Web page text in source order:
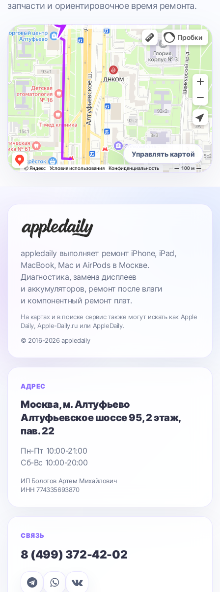
запчасти и ориентировочное время ремонта.
Управлять картой
appledaily выполняет ремонт iPhone, iPad,
MacBook, Mac и AirPods в Москве.
Диагностика, замена дисплеев
и аккумуляторов, ремонт после влаги
и компонентный ремонт плат.
На картах и в поиске сервис также могут искать как Apple
Daily, Apple-Daily.ru или AppleDaily.
© 2016-2026 appledaily
АДРЕС
Москва, м. Алтуфьево
Алтуфьевское шоссе 95, 2 этаж,
пав. 22
Пн-Пт 10:00-21:00
Сб-Вс 10:00-20:00
ИП Болотов Артем Михайлович
ИНН 774335693870
СВЯЗЬ
8 (499) 372-42-02